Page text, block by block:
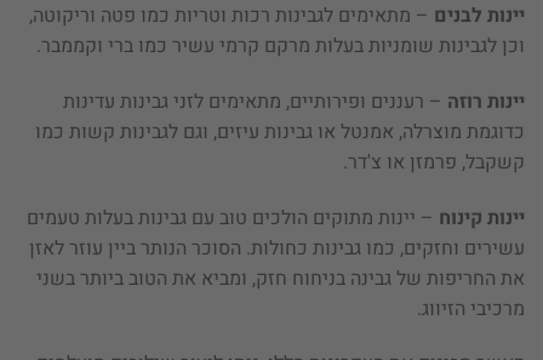
יינות לבנים – מתאימים לגבינות רכות וטריות כמו פטה וריקוטה,
וכן לגבינות שומניות בעלות מרקם קרמי עשיר כמו ברי וקממבר. ​
יינות רוזה – רעננים ופירותיים, מתאימים לזני גבינות עדינות
כדוגמת מוצרלה, אמנטל או גבינות עיזים, וגם לגבינות קשות כמו
קשקבל, פרמזן או צ'דר. ​
יינות קינוח – יינות מתוקים הולכים טוב עם גבינות בעלות טעמים
עשירים וחזקים, כמו גבינות כחולות. הסוכר הנותר ביין עוזר לאזן
את החריפות של גבינה בניחוח חזק, ומביא את הטוב ביותר בשני
מרכיבי הזיווג. ​